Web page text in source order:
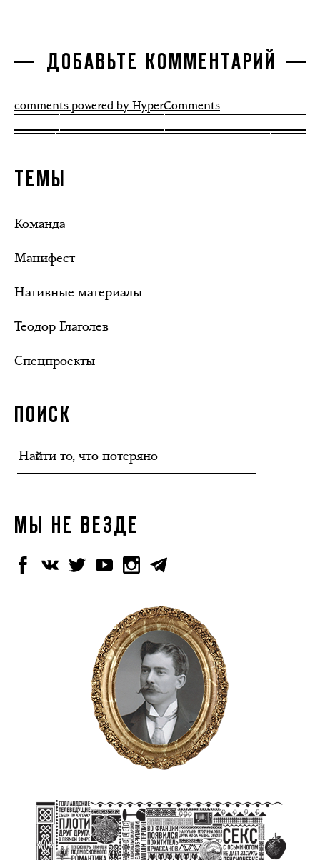
ДОБАВЬТЕ КОММЕНТАРИЙ
comments powered by HyperComments
ТЕМЫ
Команда
Манифест
Нативные материалы
Теодор Глаголев
Спецпроекты
ПОИСК
МЫ НЕ ВЕЗДЕ